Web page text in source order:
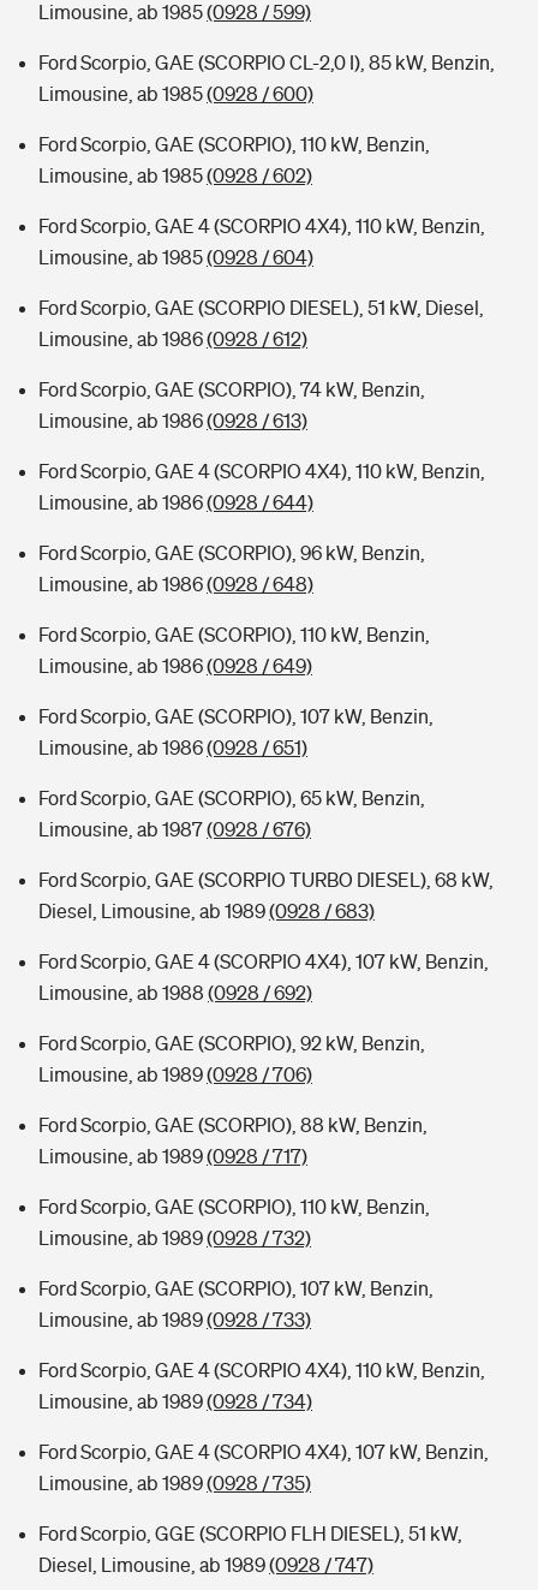
Limousine, ab 1985(0928 / 599)
Ford Scorpio, GAE (SCORPIO CL-2,0 I), 85 kW, Benzin,
Limousine, ab 1985(0928 / 600)
Ford Scorpio, GAE (SCORPIO), 110 kW, Benzin,
Limousine, ab 1985(0928 / 602)
Ford Scorpio, GAE 4 (SCORPIO 4X4), 110 kW, Benzin,
Limousine, ab 1985(0928 / 604)
Ford Scorpio, GAE (SCORPIO DIESEL), 51 kW, Diesel,
Limousine, ab 1986(0928 / 612)
Ford Scorpio, GAE (SCORPIO), 74 kW, Benzin,
Limousine, ab 1986(0928 / 613)
Ford Scorpio, GAE 4 (SCORPIO 4X4), 110 kW, Benzin,
Limousine, ab 1986(0928 / 644)
Ford Scorpio, GAE (SCORPIO), 96 kW, Benzin,
Limousine, ab 1986(0928 / 648)
Ford Scorpio, GAE (SCORPIO), 110 kW, Benzin,
Limousine, ab 1986(0928 / 649)
Ford Scorpio, GAE (SCORPIO), 107 kW, Benzin,
Limousine, ab 1986(0928 / 651)
Ford Scorpio, GAE (SCORPIO), 65 kW, Benzin,
Limousine, ab 1987(0928 / 676)
Ford Scorpio, GAE (SCORPIO TURBO DIESEL), 68 kW,
Diesel, Limousine, ab 1989(0928 / 683)
Ford Scorpio, GAE 4 (SCORPIO 4X4), 107 kW, Benzin,
Limousine, ab 1988 (0928 / 692)
Ford Scorpio, GAE (SCORPIO), 92 kW, Benzin,
Limousine, ab 1989(0928 / 706)
Ford Scorpio, GAE (SCORPIO), 88 kW, Benzin,
Limousine, ab 1989(0928 / 717)
Ford Scorpio, GAE (SCORPIO), 110 kW, Benzin,
Limousine, ab 1989(0928 / 732)
Ford Scorpio, GAE (SCORPIO), 107 kW, Benzin,
Limousine, ab 1989(0928 / 733)
Ford Scorpio, GAE 4 (SCORPIO 4X4), 110 kW, Benzin,
Limousine, ab 1989(0928 / 734)
Ford Scorpio, GAE 4 (SCORPIO 4X4), 107 kW, Benzin,
Limousine, ab 1989(0928 / 735)
Ford Scorpio, GGE (SCORPIO FLH DIESEL), 51 kW,
Diesel, Limousine, ab 1989(0928 / 747)